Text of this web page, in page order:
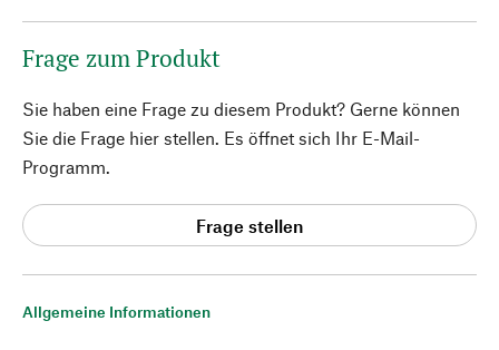
Allgemeine Informationen
Frage zum Produkt
Sie haben eine Frage zu diesem Produkt? Gerne können
Sie die Frage hier stellen. Es öffnet sich Ihr E-Mail-
Programm.
Frage stellen